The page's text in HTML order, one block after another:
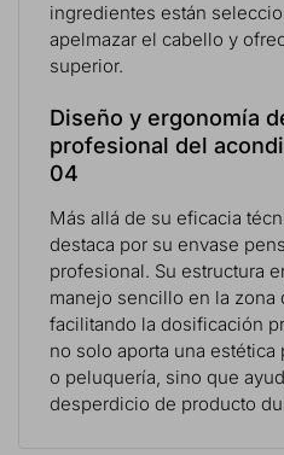
ingredientes están
apelmazar el cabello y
superior.
Diseño y ergonomía
profesional del
04
Más allá de su eficacia
destaca por su envase
profesional. Su estructura
manejo sencillo en la zona
facilitando la dosificación
no solo aporta una
o peluquería, sino que
desperdicio de producto